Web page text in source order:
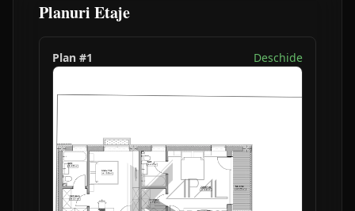
Planuri Etaje
Plan #1 Deschide